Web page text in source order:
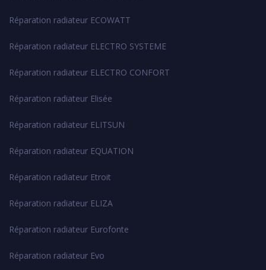
Réparation radiateur ECOWATT
Réparation radiateur ELECTRO SYSTEME
Réparation radiateur ELECTRO CONFORT
Réparation radiateur Elisée
Réparation radiateur ELITSUN
Réparation radiateur EQUATION
Réparation radiateur Etroit
Réparation radiateur ELIZA
Réparation radiateur Eurofonte
Réparation radiateur Evo